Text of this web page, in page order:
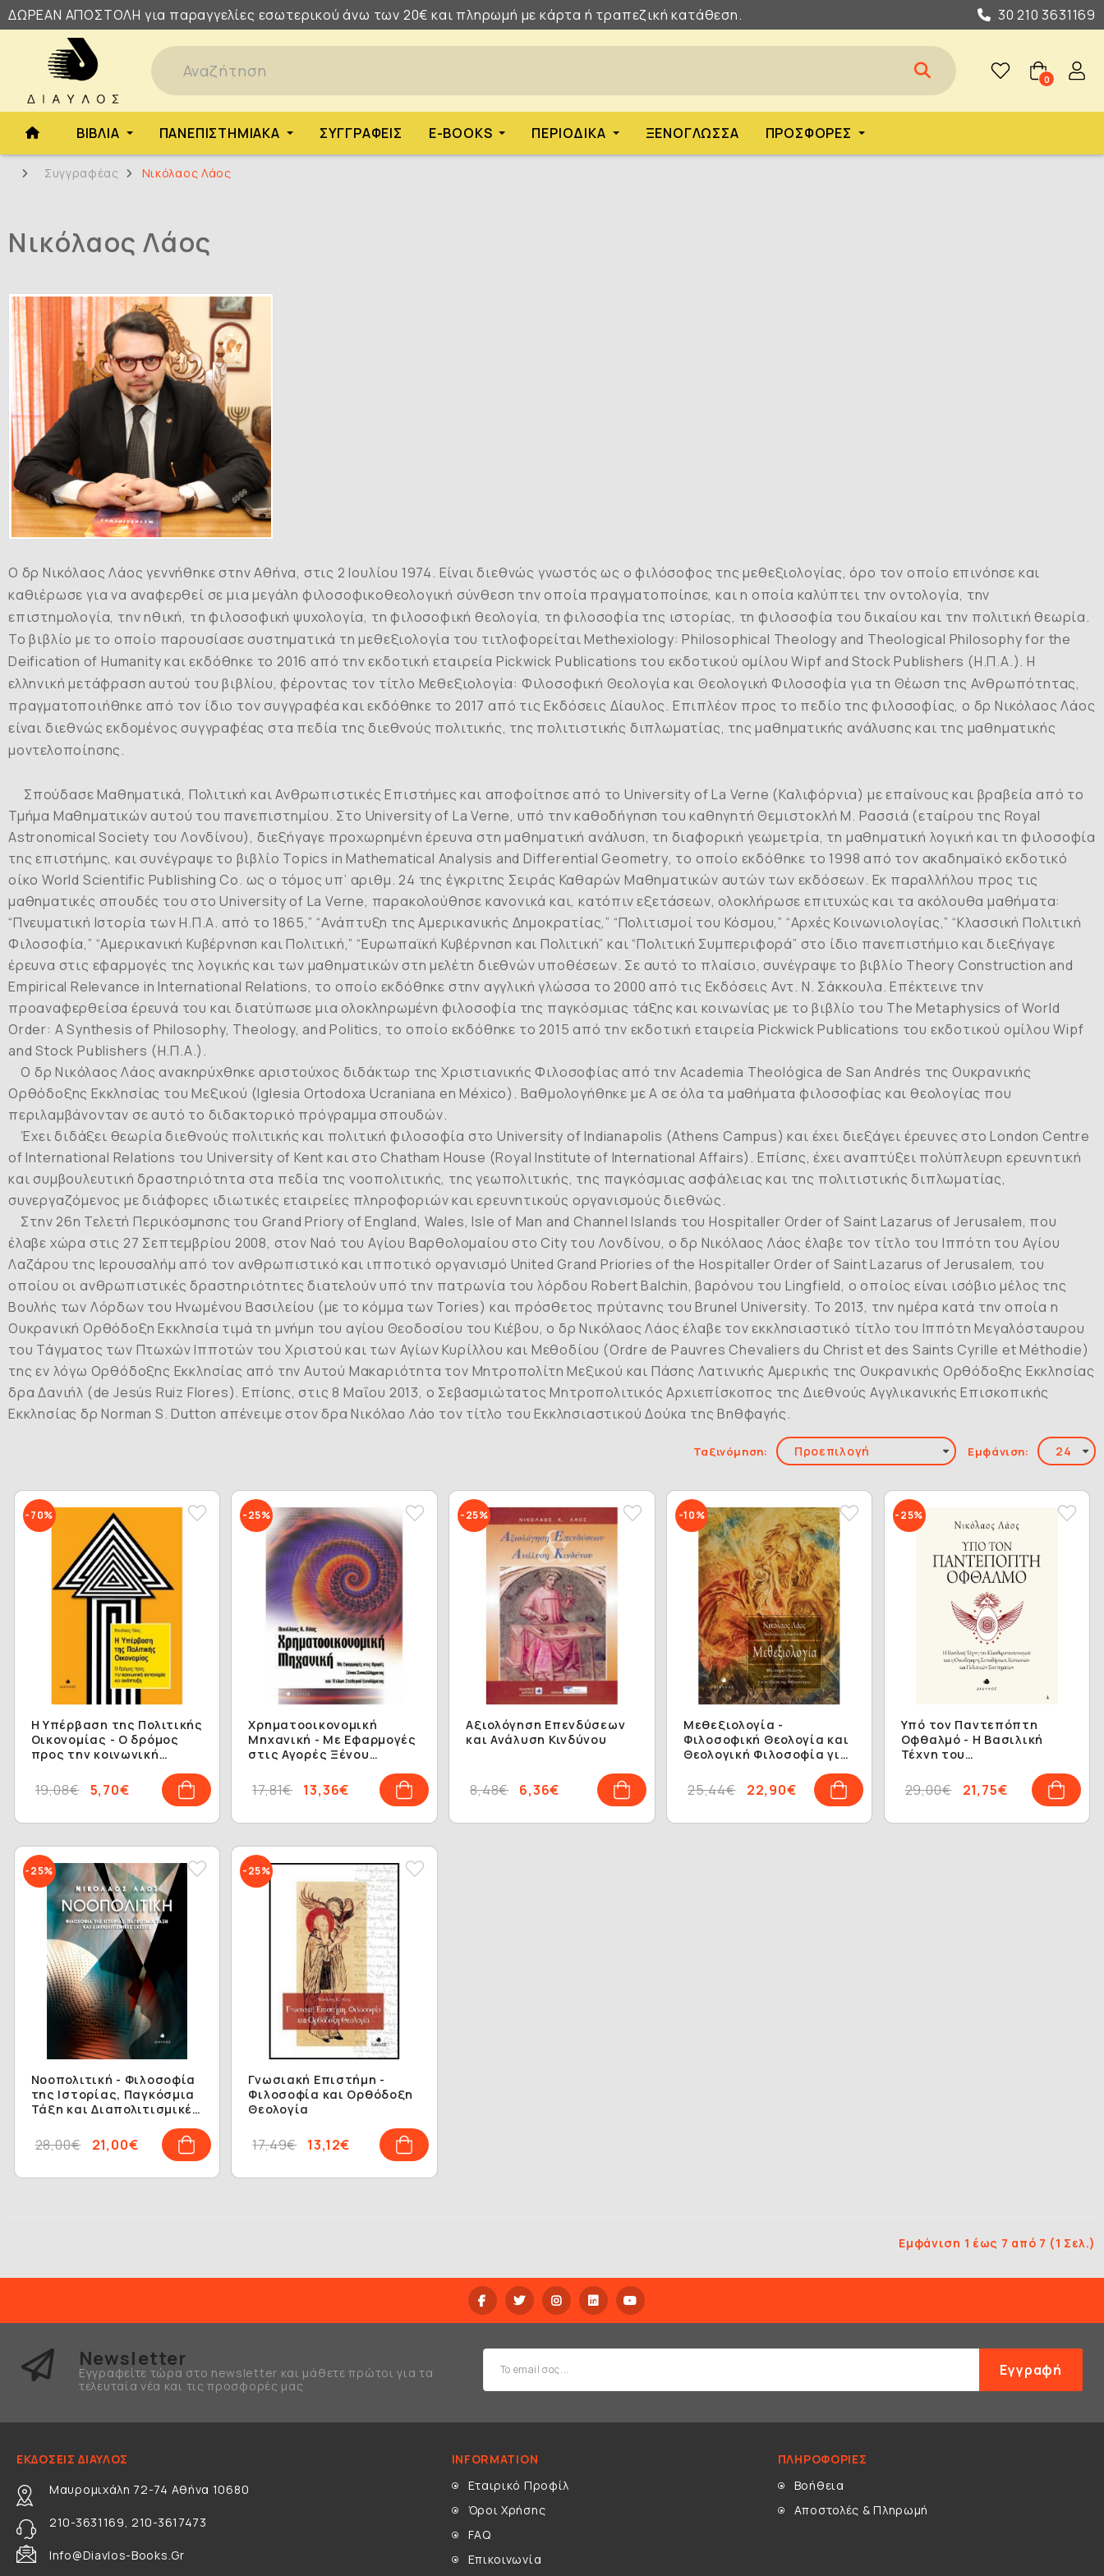
ΔΩΡΕΑΝ ΑΠΟΣΤΟΛΗ για παραγγελίες εσωτερικού άνω των 20€ και πληρωμή με κάρτα ή τραπεζική κατάθεση. 30 210 3631169
0
ΒΙΒΛΊΑ ΠΑΝΕΠΙΣΤΗΜΙΑΚΆ ΣΥΓΓΡΑΦΕΊΣ E-BOOKS ΠΕΡΙΟΔΙΚΆ ΞΕΝΌΓΛΩΣΣΑ ΠΡΟΣΦΟΡΈΣ
Συγγραφέας Νικόλαος Λάος
Νικόλαος Λάος
Ο δρ Νικόλαος Λάος γεννήθηκε στην Αθήνα, στις 2 Ιουλίου 1974. Είναι διεθνώς γνωστός ως ο φιλόσοφος της μεθεξιολογίας, όρο τον οποίο επινόησε και
καθιέρωσε για να αναφερθεί σε μια μεγάλη φιλοσοφικοθεολογική σύνθεση την οποία πραγματοποίησε, και η οποία καλύπτει την οντολογία, την
επιστημολογία, την ηθική, τη φιλοσοφική ψυχολογία, τη φιλοσοφική θεολογία, τη φιλοσοφία της ιστορίας, τη φιλοσοφία του δικαίου και την πολιτική θεωρία.
Το βιβλίο με το οποίο παρουσίασε συστηματικά τη μεθεξιολογία του τιτλοφορείταιMethexiology:Philosophical Theology and Theological Philosophyfor the
Deification ofHumanityκαι εκδόθηκε το 2016 από την εκδοτική εταιρεία Pickwick Publications του εκδοτικού ομίλου Wipf and Stock Publishers (Η.Π.Α.). Η
ελληνική μετάφραση αυτού του βιβλίου, φέροντας τον τίτλο Μεθεξιολογία: Φιλοσοφική Θεολογία και Θεολογική Φιλοσοφία για τη Θέωση της Ανθρωπότητας,
πραγματοποιήθηκε από τον ίδιο τον συγγραφέα και εκδόθηκε το 2017 από τις Εκδόσεις Δίαυλος. Επιπλέον προς το πεδίο της φιλοσοφίας, ο δρ Νικόλαος Λάος
είναι διεθνώς εκδομένος συγγραφέας στα πεδία της διεθνούς πολιτικής, της πολιτιστικής διπλωματίας, της μαθηματικής ανάλυσης και της μαθηματικής
μοντελοποίησης.
Σπούδασε Μαθηματικά, Πολιτική και Ανθρωπιστικές Επιστήμες και αποφοίτησε από το University of La Verne (Καλιφόρνια) με επαίνους και βραβεία από το
Τμήμα Μαθηματικών αυτού του πανεπιστημίου. Στο University of La Verne, υπό την καθοδήγηση του καθηγητή Θεμιστοκλή Μ. Ρασσιά (εταίρου της Royal
Astronomical Society του Λονδίνου), διεξήγαγε προχωρημένη έρευνα στη μαθηματική ανάλυση, τη διαφορική γεωμετρία, τη μαθηματική λογική και τη φιλοσοφία
της επιστήμης, και συνέγραψε το βιβλίο Topics inMathematical Analysis andDifferentialGeometry, το οποίο εκδόθηκε το 1998 από τον ακαδημαϊκό εκδοτικό
οίκο World Scientific Publishing Co. ως ο τόμος υπ’ αριθμ. 24 της έγκριτης Σειράς Καθαρών Μαθηματικών αυτών των εκδόσεων. Εκ παραλλήλου προς τις
μαθηματικές σπουδές του στο University of La Verne, παρακολούθησε κανονικά και, κατόπιν εξετάσεων, ολοκλήρωσε επιτυχώς και τα ακόλουθα μαθήματα:
“Πνευματική Ιστορία των Η.Π.Α. από το 1865,” “Ανάπτυξη της Αμερικανικής Δημοκρατίας,” “Πολιτισμοί του Κόσμου,” “Αρχές Κοινωνιολογίας,” “Κλασσική Πολιτική
Φιλοσοφία,” “Αμερικανική Κυβέρνηση και Πολιτική,” “Ευρωπαϊκή Κυβέρνηση και Πολιτική” και “Πολιτική Συμπεριφορά” στο ίδιο πανεπιστήμιο και διεξήγαγε
έρευνα στις εφαρμογές της λογικής και των μαθηματικών στη μελέτη διεθνών υποθέσεων. Σε αυτό το πλαίσιο, συνέγραψε το βιβλίο Theory Constructionand
EmpiricalRelevanceinInternational Relations, το οποίο εκδόθηκε στην αγγλική γλώσσα το 2000 από τις Εκδόσεις Αντ. Ν. Σάκκουλα. Επέκτεινε την
προαναφερθείσα έρευνά του και διατύπωσε μια ολοκληρωμένη φιλοσοφία της παγκόσμιας τάξης και κοινωνίας με το βιβλίο του TheMetaphysicsofWorld
Order: ASynthesisof Philosophy, Theology,andPolitics, το οποίο εκδόθηκε το 2015 από την εκδοτική εταιρεία Pickwick Publications του εκδοτικού ομίλου Wipf
and Stock Publishers (Η.Π.Α.).
Ο δρ Νικόλαος Λάος ανακηρύχθηκε αριστούχος διδάκτωρ της Χριστιανικής Φιλοσοφίας από την Academia Theológica de San Andrés της Ουκρανικής
Ορθόδοξης Εκκλησίας του Μεξικού (Iglesia Ortodoxa Ucraniana en México). Βαθμολογήθηκε με Α σε όλα τα μαθήματα φιλοσοφίας και θεολογίας που
περιλαμβάνονταν σε αυτό το διδακτορικό πρόγραμμα σπουδών.
Έχει διδάξει θεωρία διεθνούς πολιτικής και πολιτική φιλοσοφία στο University of Indianapolis (Athens Campus) και έχει διεξάγει έρευνες στο London Centre
of International Relations του University of Kent και στο Chatham House (Royal Institute of International Affairs). Επίσης, έχει αναπτύξει πολύπλευρη ερευνητική
και συμβουλευτική δραστηριότητα στα πεδία της νοοπολιτικής, της γεωπολιτικής, της παγκόσμιας ασφάλειας και της πολιτιστικής διπλωματίας,
συνεργαζόμενος με διάφορες ιδιωτικές εταιρείες πληροφοριών και ερευνητικούς οργανισμούς διεθνώς.
Στην 26η Τελετή Περικόσμησης του Grand Priory of England, Wales, Isle of Man and Channel Islands του Hospitaller Order of Saint Lazarus of Jerusalem, που
έλαβε χώρα στις 27 Σεπτεμβρίου 2008, στον Ναό του Αγίου Βαρθολομαίου στο City του Λονδίνου, ο δρ Νικόλαος Λάος έλαβε τον τίτλο του Ιππότη του Αγίου
Λαζάρου της Ιερουσαλήμ από τον ανθρωπιστικό και ιπποτικό οργανισμό United Grand Priories of the Hospitaller Order of Saint Lazarus of Jerusalem, του
οποίου οι ανθρωπιστικές δραστηριότητες διατελούν υπό την πατρωνία του λόρδου Robert Balchin, βαρόνου του Lingfield, ο οποίος είναι ισόβιο μέλος της
Βουλής των Λόρδων του Ηνωμένου Βασιλείου (με το κόμμα των Tories) και πρόσθετος πρύτανης του Brunel University. Το 2013, την ημέρα κατά την οποία η
Ουκρανική Ορθόδοξη Εκκλησία τιμά τη μνήμη του αγίου Θεοδοσίου του Κιέβου, ο δρ Νικόλαος Λάος έλαβε τον εκκλησιαστικό τίτλο του Ιππότη Μεγαλόσταυρου
του Τάγματος των Πτωχών Ιπποτών του Χριστού και των Αγίων Κυρίλλου και Μεθοδίου (Ordre de Pauvres Chevaliers du Christ et des Saints Cyrille et Méthodie)
της εν λόγω Ορθόδοξης Εκκλησίας από την Αυτού Μακαριότητα τον Μητροπολίτη Μεξικού και Πάσης Λατινικής Αμερικής της Ουκρανικής Ορθόδοξης Εκκλησίας
δρα Δανιήλ (de Jesús Ruiz Flores). Επίσης, στις 8 Μαΐου 2013, ο Σεβασμιώτατος Μητροπολιτικός Αρχιεπίσκοπος της Διεθνούς Αγγλικανικής Επισκοπικής
Εκκλησίας δρ Norman S. Dutton απένειμε στον δρα Νικόλαο Λάο τον τίτλο του Εκκλησιαστικού Δούκα της Βηθφαγής.
Ταξινόμηση: Εμφάνιση:
-70%
Η Υπέρβαση της Πολιτικής
Οικονομίας - Ο δρόμος
προς την κοινωνική
5,70€
19,08€
-25%
Χρηματοοικονομική
Μηχανική - Με Εφαρμογές
στις Αγορές Ξένου
Τίτλων Σταθερού
Εισοδήματος
13,36€
17,81€
-25%
Αξιολόγηση Επενδύσεων
και Ανάλυση Κινδύνου
6,36€
8,48€
-10%
Μεθεξιολογία -
Φιλοσοφική Θεολογία και
Θεολογική Φιλοσοφία για
Ανθρωπότητας
22,90€
25,44€
-25%
Υπό τον Παντεπόπτη
Οφθαλμό - Η Βασιλική
Τέχνη του
η Οικοδόμηση
Συνειδήσεων, Κοινωνιών
Συστημάτων
21,75€
29,00€
-25%
Νοοπολιτική - Φιλοσοφία
της Ιστορίας, Παγκόσμια
Τάξη και Διαπολιτισμικές
21,00€
28,00€
-25%
Γνωσιακή Eπιστήμη -
Φιλοσοφία και Oρθόδοξη
Θεολογία
13,12€
17,49€
Εμφάνιση 1 έως 7 από 7 (1 Σελ.)
Newsletter
Εγγραφείτε τώρα στο newsletter και μάθετε πρώτοι για τα
τελευταία νέα και τις προσφορές μας
Εγγραφή
ΕΚΔΟΣΕΙΣ ΔΙΑΥΛΟΣ
Μαυρομιχάλη 72-74 Αθήνα 10680
210-3631169, 210-3617473
Info@diavlos-Books.gr
INFORMATION
Εταιρικό Προφίλ
Όροι Χρήσης
FAQ
Επικοινωνία
ΠΛΗΡΟΦΟΡΊΕΣ
Βοήθεια
Αποστολές & Πληρωμή